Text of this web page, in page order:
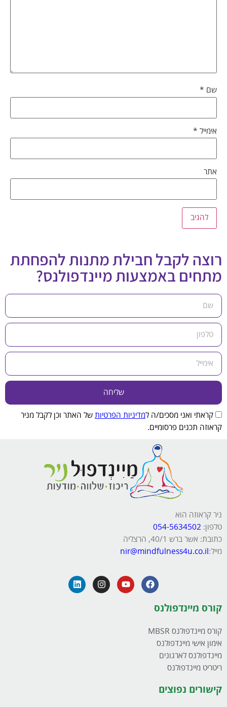
שם *
אימייל *
אתר
רוצה לקבל חבילת מתנות להפחתת
מתחים באמצעות מיינדפולנס?
קראתי ואני מסכים/ה למדיניות הפרטיות של האתר וכן לקבל מניר
קראוזה תכנים פרסומיים.
שליחה
ניר קראוזה הוא
טלפון:
כתובת: אשר ברש 40/1, הרצליה
מייל:nir@mindfulness4u.co.il
קורס מיינדפולנס
קורס מיינדפולנס MBSR
אימון אישי מיינדפולנס
מיינדפולנס לארגונים
ריטריט מיינדפולנס
קישורים נפוצים